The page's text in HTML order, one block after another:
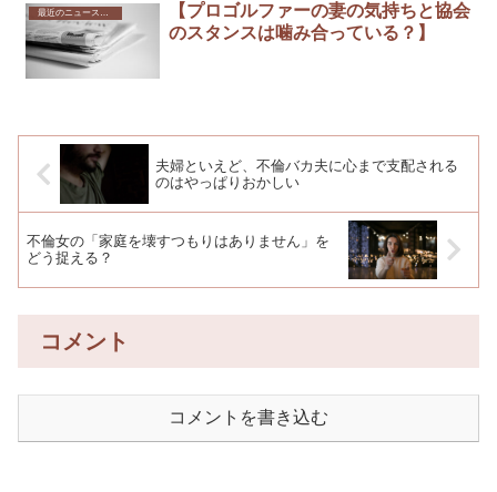
最近のニュースから
【プロゴルファーの妻の気持ちと協会
のスタンスは噛み合っている？】
夫婦といえど、不倫バカ夫に心まで支配される
のはやっぱりおかしい
不倫女の「家庭を壊すつもりはありません」を
どう捉える？
コメント
コメントを書き込む